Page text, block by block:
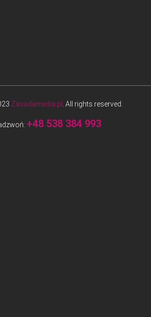
Zasadamedia.pl . All rights reserved.
+48 538 384 993